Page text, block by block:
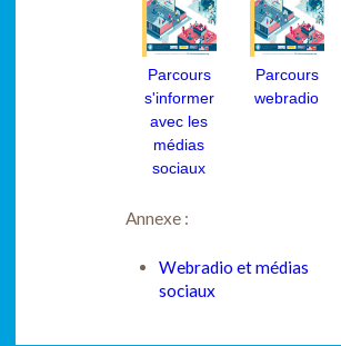
Parcours
s'informer
avec les
médias
sociaux
Parcours
webradio
Annexe :
Webradio et médias
sociaux